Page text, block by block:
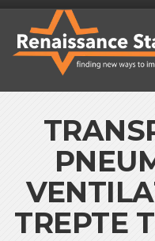
TREPTE